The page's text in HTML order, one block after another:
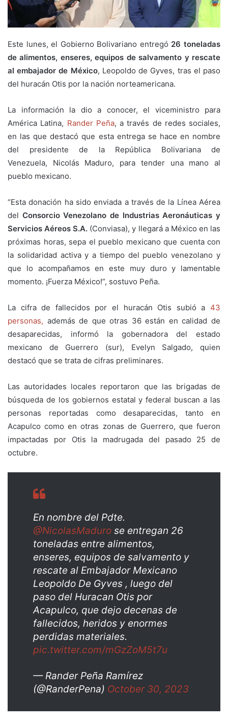
Este lunes, el Gobierno Bolivariano entregó 26 toneladas
de alimentos, enseres, equipos de salvamento y rescate
al embajador de México, Leopoldo de Gyves, tras el paso
del huracán Otis por la nación norteamericana.
La información la dio a conocer, el viceministro para
América Latina, Rander Peña, a través de redes sociales,
en las que destacó que esta entrega se hace en nombre
del presidente de la República Bolivariana de
Venezuela, Nicolás Maduro, para tender una mano al
pueblo mexicano.
“Esta donación ha sido enviada a través de la Línea Aérea
del Consorcio Venezolano de Industrias Aeronáuticas y
Servicios Aéreos S.A. (Conviasa), y llegará a México en las
próximas horas, sepa el pueblo mexicano que cuenta con
la solidaridad activa y a tiempo del pueblo venezolano y
que lo acompañamos en este muy duro y lamentable
momento. ¡Fuerza México!”, sostuvo Peña.
La cifra de fallecidos por el huracán Otis subió a 43
personas, además de que otras 36 están en calidad de
desaparecidas, informó la gobernadora del estado
mexicano de Guerrero (sur), Evelyn Salgado, quien
destacó que se trata de cifras preliminares.
Las autoridades locales reportaron que las brigadas de
búsqueda de los gobiernos estatal y federal buscan a las
personas reportadas como desaparecidas, tanto en
Acapulco como en otras zonas de Guerrero, que fueron
impactadas por Otis la madrugada del pasado 25 de
octubre.
En nombre del Pdte.
@NicolasMaduro se entregan 26
toneladas entre alimentos,
enseres, equipos de salvamento y
rescate al Embajador Mexicano
Leopoldo De Gyves , luego del
paso del Huracan Otis por
Acapulco, que dejo decenas de
fallecidos, heridos y enormes
perdidas materiales.
pic.twitter.com/mGzZoM5t7u
— Rander Peña Ramírez
(@RanderPena) October 30, 2023